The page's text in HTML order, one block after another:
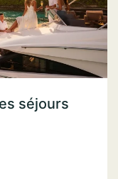
séjours